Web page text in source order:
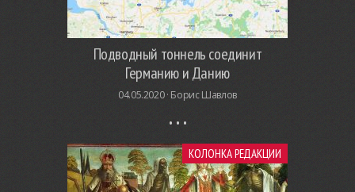
Подводный тоннель соединит
Германию и Данию
04.05.2020 · Борис Шавлов
КОЛОНКА РЕДАКЦИИ